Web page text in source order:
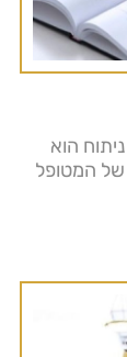
הוא
של המטופל